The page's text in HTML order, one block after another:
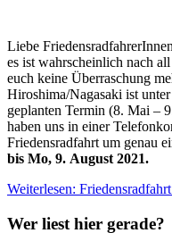
Liebe
es ist wahrscheinlich nach
euch keine Überraschung
Hiroshima/Nagasaki ist
geplanten Termin (8. Mai –
haben uns in einer
Friedensradfahrt um genau
bis Mo, 9. August 2021.
Weiterlesen:
Wer liest hier gerade?